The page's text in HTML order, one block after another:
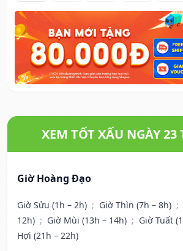
XEM TỐT XẤU NGÀY 23
Giờ Hoàng Đạo
Giờ Sửu (1h – 2h) ; Giờ Thìn (7h – 8h) ;
12h) ; Giờ Mùi (13h – 14h) ; Giờ Tuất
Hợi (21h – 22h)